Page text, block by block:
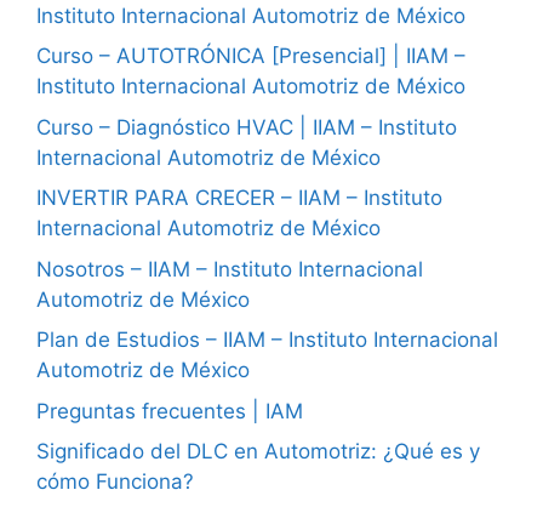
Instituto Internacional Automotriz de México
Curso – AUTOTRÓNICA [Presencial] | IIAM –
Instituto Internacional Automotriz de México
Curso – Diagnóstico HVAC | IIAM – Instituto
Internacional Automotriz de México
INVERTIR PARA CRECER – IIAM – Instituto
Internacional Automotriz de México
Nosotros – IIAM – Instituto Internacional
Automotriz de México
Plan de Estudios – IIAM – Instituto Internacional
Automotriz de México
Preguntas frecuentes | IAM
Significado del DLC en Automotriz: ¿Qué es y
cómo Funciona?